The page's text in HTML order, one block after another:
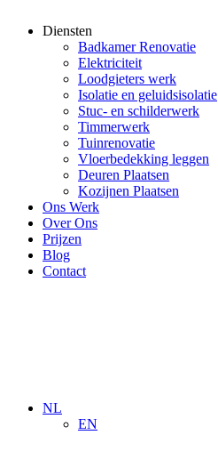
Diensten
Badkamer Renovatie
Elektriciteit
Loodgieters werk
Isolatie en geluidsisolatie
Stuc- en schilderwerk
Timmerwerk
Tuinrenovatie
Vloerbedekking leggen
Deuren Plaatsen
Kozijnen Plaatsen
Ons Werk
Over Ons
Prijzen
Blog
Contact
NL
EN